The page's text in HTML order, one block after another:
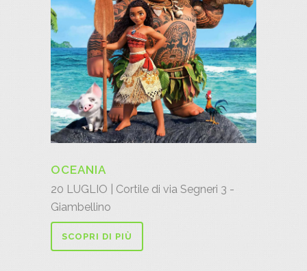
OCEANIA
20 LUGLIO | Cortile di via Segneri 3 -
Giambellino
SCOPRI DI PIÙ